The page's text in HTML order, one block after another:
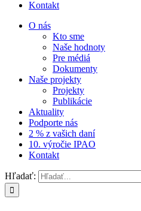
Kontakt
O nás
Kto sme
Naše hodnoty
Pre médiá
Dokumenty
Naše projekty
Projekty
Publikácie
Aktuality
Podporte nás
2 % z vašich daní
10. výročie IPAO
Kontakt
Hľadať: